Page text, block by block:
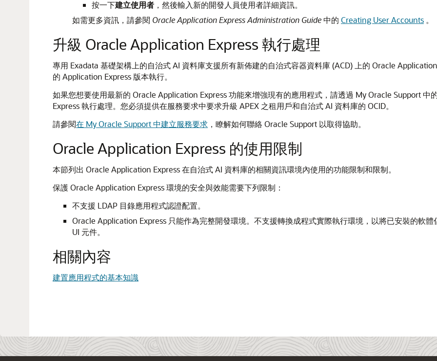
按一下建立使用者 ，然後輸入新的開發人員使用者詳細資訊。
如需更多資訊，請參閱 Oracle Application Express Administration Guide中的 Creating User Accounts 。
升級 Oracle Application Express 執行處理
專用 Exadata 基礎架構上的自治式 AI 資料庫支援所有新佈建的自治式容器資料庫 (ACD) 上的 Oracle
的 Application Express 版本執行。
如果您想要使用最新的 Oracle Application Express 功能來增強現有的應用程式，請透過 My Oracle Support 中
Express 執行處理。您必須提供在服務要求中要求升級 APEX 之租用戶和自治式 AI 資料庫的 OCID。
請參閱在 My Oracle Support 中建立服務要求 ，瞭解如何聯絡 Oracle Support 以取得協助。
Oracle Application Express 的使用限制
本節列出 Oracle Application Express 在自治式 AI 資料庫的相關資訊環境內使用的功能限制和限制。
保護 Oracle Application Express 環境的安全與效能需要下列限制：
不支援 LDAP 目錄應用程式認證配置。
Oracle Application Express 只能作為完整開發環境。不支援轉換成程式實際執行環境，以將已安裝的軟
UI 元件。
相關內容
建置應用程式的基本知識